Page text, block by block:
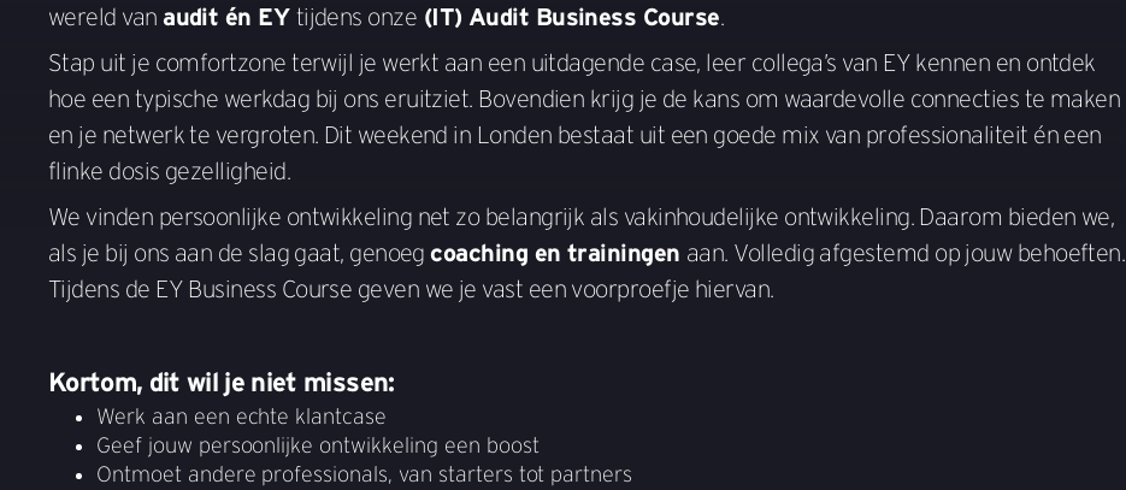
wereld vanaudit én EY tijdens onze (IT) Audit Business Course.
Stap uit je comfortzone terwijl je werkt aan een uitdagende case, leer collega’s van EY kennen en ontdek
hoe een typische werkdag bij ons eruitziet. Bovendien krijg je de kans om waardevolle connecties te maken
en je netwerk te vergroten. Dit weekend in Londen bestaat uit een goede mix van professionaliteit én een
flinke dosis gezelligheid.
We vinden persoonlijke ontwikkeling net zo belangrijk als vakinhoudelijke ontwikkeling. Daarom bieden we,
als je bij ons aan de slag gaat, genoegcoaching en trainingen aan. Volledig afgestemd op jouw behoeften.
Tijdens de EY Business Course geven we je vast een voorproefje hiervan.
Kortom, dit wil je niet missen:
Werk aan een echte klantcase
Geef jouw persoonlijke ontwikkeling een boost
Ontmoet andere professionals, van starters tot partners